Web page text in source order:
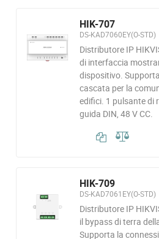
HIK-707
DS-KAD7060EY(O-STD)
Distributore IP
di interfaccia
dispositivo.
cascata per la
edifici. 1 pulsante di
guida DIN, 48 V CC.
HIK-709
DS-KAD7061EY(O-STD)
Distributore IP
il bypass di terra
Supporta la